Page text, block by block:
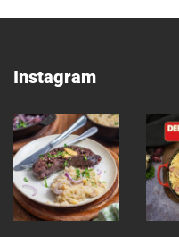
Instagram